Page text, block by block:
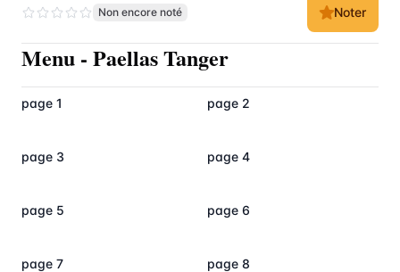
Non encore noté Noter
Menu - Paellas Tanger
page 1 page 2
page 3 page 4
page 5 page 6
page 7 page 8